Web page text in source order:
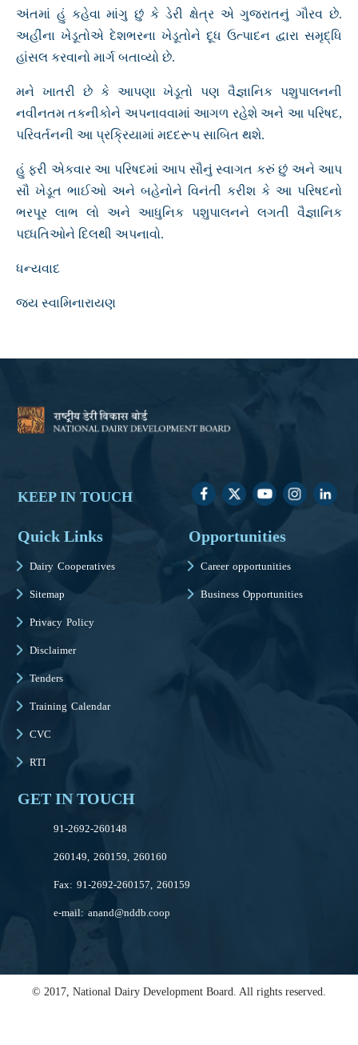
અંતમાં હું કહેવા માંગુ છું કે ડેરી ક્ષેત્ર એ ગુજરાતનું ગૌરવ છે.
અહીંના ખેડૂતોએ દેશભરના ખેડૂતોને દૂધ ઉત્પાદન દ્વારા સમૃદ્ધિ
હાંસલ કરવાનો માર્ગ બતાવ્યો છે.
મને ખાતરી છે કે આપણા ખેડૂતો પણ વૈજ્ઞાનિક પશુપાલનની
નવીનતમ તકનીકોને અપનાવવામાં આગળ રહેશે અને આ પરિષદ,
પરિવર્તનની આ પ્રક્રિયામાં મદદરૂપ સાબિત થશે.
હું ફરી એકવાર આ પરિષદમાં આપ સૌનું સ્વાગત કરું છું અને આપ
સૌ ખેડૂત ભાઈઓ અને બહેનોને વિનંતી કરીશ કે આ પરિષદનો
ભરપૂર લાભ લો અને આધુનિક પશુપાલનને લગતી વૈજ્ઞાનિક
પધ્ધતિઓને દિલથી અપનાવો.
ધન્યવાદ
જય સ્વામિનારાયણ
KEEP IN TOUCH
Quick Links
Dairy Cooperatives
Sitemap
Privacy Policy
Disclaimer
Tenders
Training Calendar
CVC
RTI
Opportunities
Career opportunities
Business Opportunities
GET IN TOUCH
91-2692-260148
260149, 260159, 260160
Fax: 91-2692-260157, 260159
e-mail:anand@nddb.coop
© 2017, National Dairy Development Board. All rights reserved.